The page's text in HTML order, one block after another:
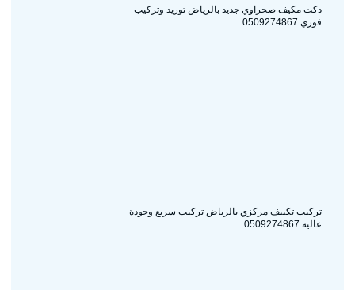
دكت مكيف صحراوي جديد بالرياض توريد وتركيب
فوري 0509274867
تركيب تكييف مركزي بالرياض تركيب سريع وجودة
عالية 0509274867